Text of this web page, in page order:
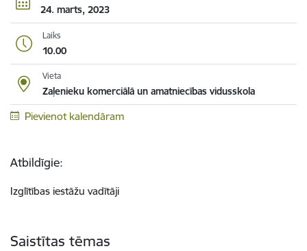
24. marts, 2023
Laiks
10.00
Vieta
Zaļenieku komerciālā un amatniecības vidusskola
Pievienot kalendāram
Atbildīgie:
Izglītības iestāžu vadītāji
Saistītas tēmas